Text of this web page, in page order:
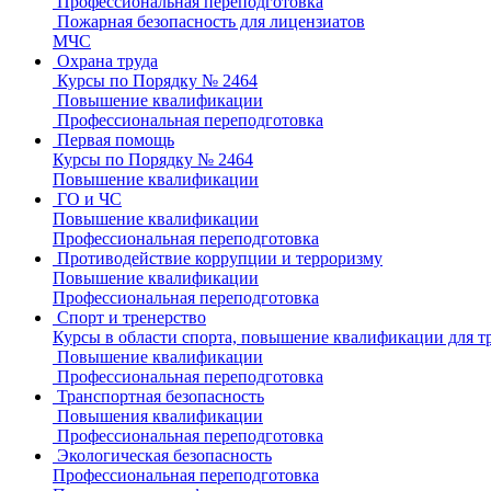
Пожарная безопасность для лицензиатов
МЧС
Охрана труда
Курсы по Порядку № 2464
Повышение квалификации
Профессиональная переподготовка
Первая помощь
Курсы по Порядку № 2464
Повышение квалификации
ГО и ЧС
Повышение квалификации
Профессиональная переподготовка
Противодействие коррупции и терроризму
Повышение квалификации
Профессиональная переподготовка
Спорт и тренерство
Курсы в области спорта, повышение квалификации для
Повышение квалификации
Профессиональная переподготовка
Транспортная безопасность
Повышения квалификации
Профессиональная переподготовка
Экологическая безопасность
Профессиональная переподготовка